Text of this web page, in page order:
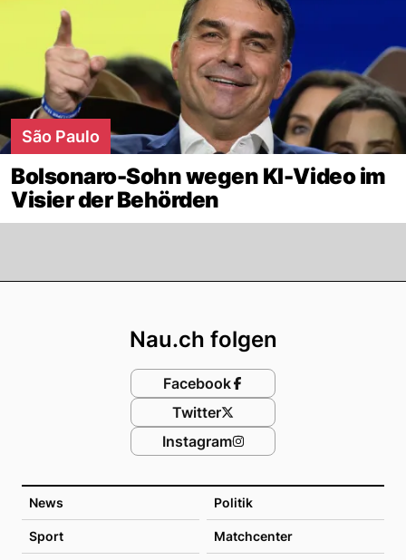
São Paulo
Bolsonaro-Sohn wegen KI-Video im
Visier der Behörden
News Politik
Sport Matchcenter
Nau.ch folgen
Facebook
Twitter
Instagram